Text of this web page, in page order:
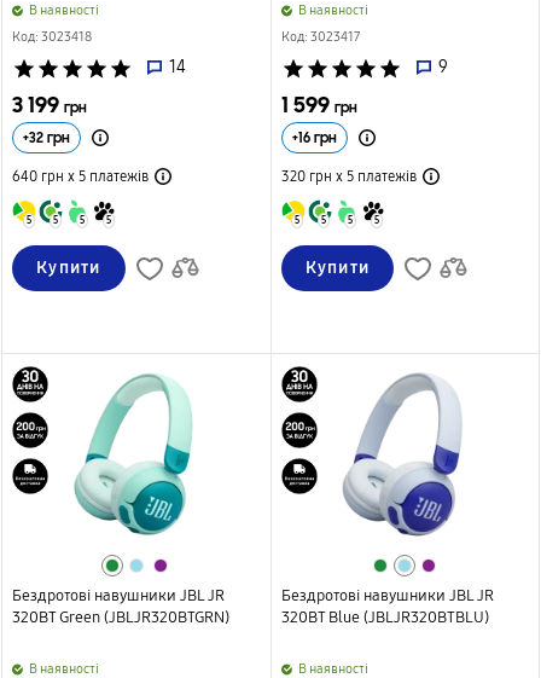
B наявності
Код: 3023418
star star star star star 14
3 199 грн
+32 грн
640 грн х 5 платежів
5 5 5 5
Купити
B наявності
Код: 3023417
star star star star star 9
1 599 грн
+16грн
320 грн х 5платежів
5 5 5 5
Купити
Бездротові навушники JBL JR
320BT Green (JBLJR320BTGRN)
B наявності
Бездротові навушники JBL JR
320BT Blue (JBLJR320BTBLU)
B наявності